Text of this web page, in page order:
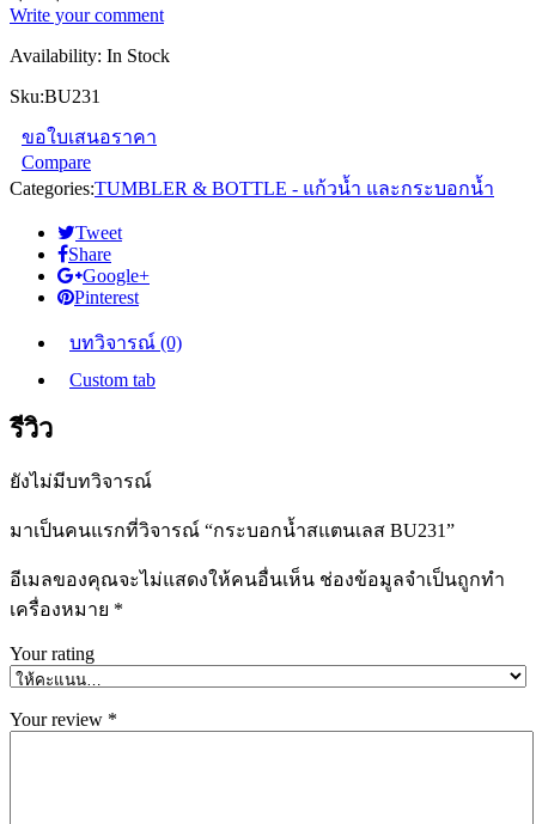
Write your comment
Availability: In Stock
Sku:BU231
ขอใบเสนอราคา
Compare
Categories:TUMBLER & BOTTLE - แก้วน้ำ และกระบอกน้ำ
Tweet
Share
Google+
Pinterest
บทวิจารณ์ (0)
Custom tab
รีวิว
ยังไม่มีบทวิจารณ์
มาเป็นคนแรกที่วิจารณ์ “กระบอกน้ำสแตนเลส BU231”
อีเมลของคุณจะไม่แสดงให้คนอื่นเห็น ช่องข้อมูลจำเป็นถูกทำ
เครื่องหมาย *
Your rating
Your review *